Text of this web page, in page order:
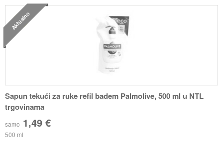
Aktualno
Sapun tekući za ruke refil badem Palmolive, 500 ml u NTL
trgovinama
samo 1,49 €
500 ml